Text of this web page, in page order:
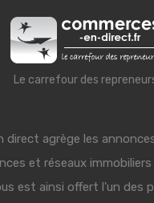
Le carrefour des
direct agrège les
et réseaux
est ainsi offert l'un des